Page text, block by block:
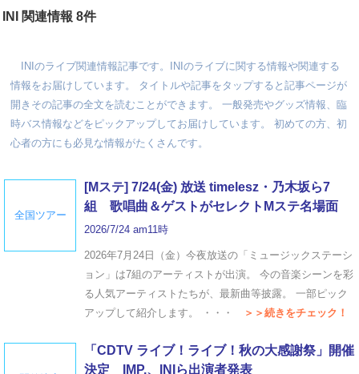
INI 関連情報 8件
INIのライブ関連情報記事です。INIのライブに関する情報や関連する
情報をお届けしています。 タイトルや記事をタップすると記事ページが
開きその記事の全文を読むことができます。 一般発売やグッズ情報、臨
時バス情報などをピックアップしてお届けしています。 初めての方、初
心者の方にも必見な情報がたくさんです。
全国ツアー
[Mステ] 7/24(金) 放送 timelesz・乃木坂ら7
組 歌唱曲＆ゲストがセレクトMステ名場面
2026/7/24 am11時
2026年7月24日（金）今夜放送の「ミュージックステーシ
ョン」は7組のアーティストが出演。 今の音楽シーンを彩
る人気アーティストたちが、最新曲等披露。 一部ピック
アップして紹介します。 ・・・
＞＞続きをチェック！
「CDTV ライブ！ライブ！秋の大感謝祭」開催
決定 IMP.、INIら出演者発表